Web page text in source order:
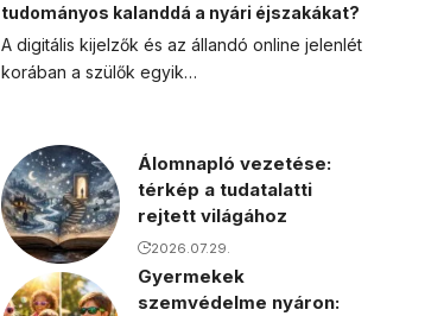
tudományos kalanddá a nyári éjszakákat?
A digitális kijelzők és az állandó online jelenlét
korában a szülők egyik…
Álomnapló vezetése:
térkép a tudatalatti
rejtett világához
2026.07.29.
Gyermekek
szemvédelme nyáron: